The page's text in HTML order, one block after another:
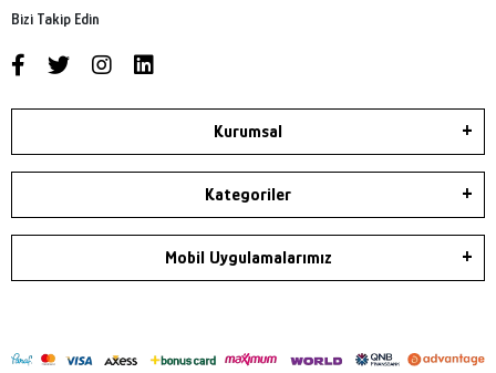
Bizi Takip Edin
Kurumsal
Kategoriler
Mobil Uygulamalarımız